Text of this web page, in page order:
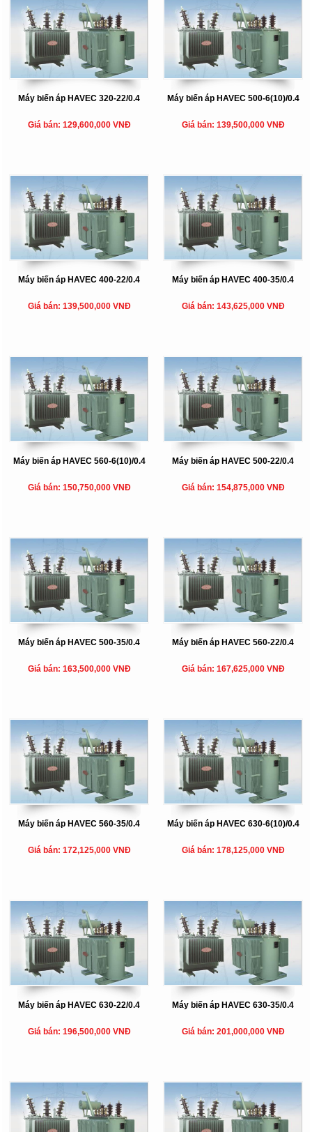
Máy biến áp HAVEC 320-22/0.4
Giá bán: 129,600,000 VNĐ
Máy biến áp HAVEC 500-6(10)/0.4
Giá bán: 139,500,000 VNĐ
Máy biến áp HAVEC 400-22/0.4
Giá bán: 139,500,000 VNĐ
Máy biến áp HAVEC 400-35/0.4
Giá bán: 143,625,000 VNĐ
Máy biến áp HAVEC 560-6(10)/0.4
Giá bán: 150,750,000 VNĐ
Máy biến áp HAVEC 500-22/0.4
Giá bán: 154,875,000 VNĐ
Máy biến áp HAVEC 500-35/0.4
Giá bán: 163,500,000 VNĐ
Máy biến áp HAVEC 560-22/0.4
Giá bán: 167,625,000 VNĐ
Máy biến áp HAVEC 560-35/0.4
Giá bán: 172,125,000 VNĐ
Máy biến áp HAVEC 630-6(10)/0.4
Giá bán: 178,125,000 VNĐ
Máy biến áp HAVEC 630-22/0.4
Giá bán: 196,500,000 VNĐ
Máy biến áp HAVEC 630-35/0.4
Giá bán: 201,000,000 VNĐ